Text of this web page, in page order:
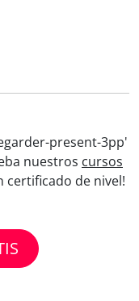
present-3pp'
nuestros cursos
certificado de nivel!